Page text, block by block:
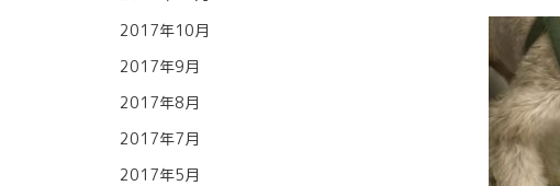
2017年10月
2017年9月
2017年8月
2017年7月
2017年5月